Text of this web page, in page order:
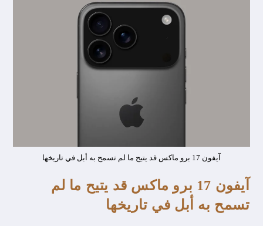
آيفون 17 برو ماكس قد يتيح ما لم تسمح به أبل في تاريخها
آيفون 17 برو ماكس قد يتيح ما لم
تسمح به أبل في تاريخها